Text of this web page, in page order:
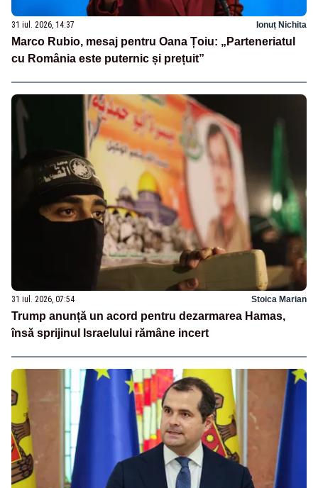
31 iul. 2026, 14:37 Ionuț Nichita
Marco Rubio, mesaj pentru Oana Țoiu: „Parteneriatul
cu România este puternic și prețuit”
31 iul. 2026, 07:54 Stoica Marian
Trump anunță un acord pentru dezarmarea Hamas,
însă sprijinul Israelului rămâne incert